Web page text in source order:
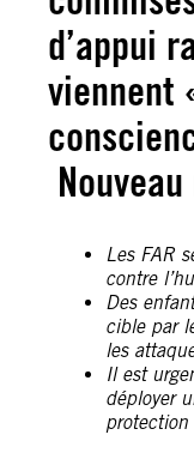
d’appui
viennent
Les FAR
contre
Des
cible par
les
Il est
déployer
protection